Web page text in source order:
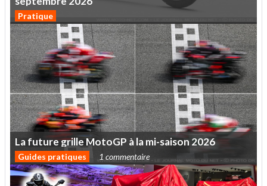
Pratique
Lafuturegrille MotoGP àlami-saison 2026
Guides pratiques 1 commentaire